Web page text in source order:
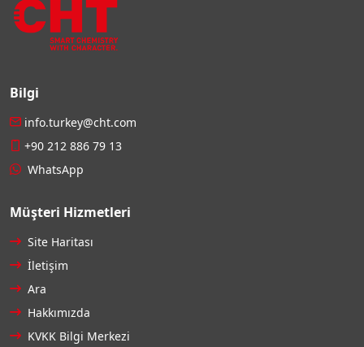
Bilgi
info.turkey@cht.com
+90 212 886 79 13
WhatsApp
Müşteri Hizmetleri
Site Haritası
İletişim
Ara
Hakkımızda
KVKK Bilgi Merkezi